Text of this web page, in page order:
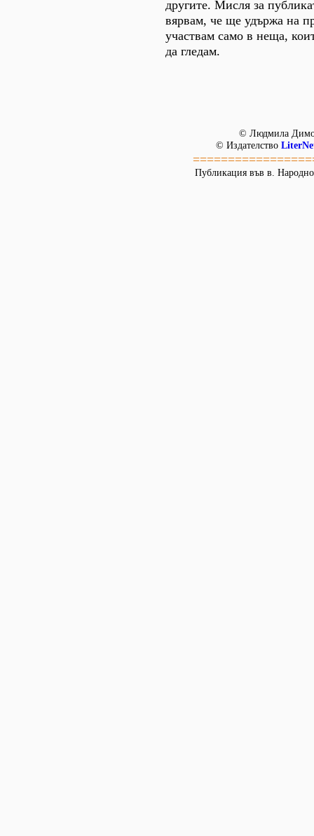
другите. Мисля за
вярвам, че ще удържа на
участвам само в неща,
да гледам.
© Людмила
© Издателство
Публикация във в.